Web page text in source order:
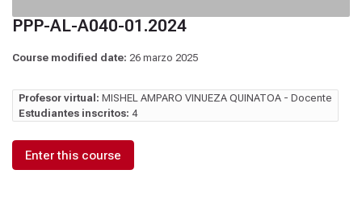
PPP-AL-A040-01.2024
Course modified date: 26 marzo 2025
Profesor virtual: MISHEL AMPARO VINUEZA QUINATOA - Docente
Estudiantes inscritos: 4
Enter this course